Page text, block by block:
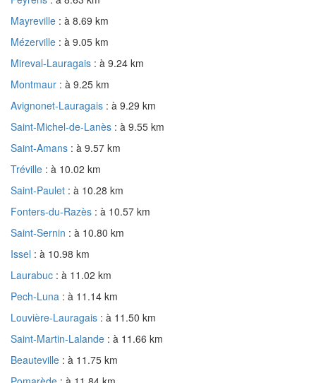
Mayreville : à 8.69 km
Mézerville : à 9.05 km
Mireval-Lauragais : à 9.24 km
Montmaur : à 9.25 km
Avignonet-Lauragais : à 9.29 km
Saint-Michel-de-Lanès : à 9.55 km
Saint-Amans : à 9.57 km
Tréville : à 10.02 km
Saint-Paulet : à 10.28 km
Fonters-du-Razès : à 10.57 km
Saint-Sernin : à 10.80 km
Issel : à 10.98 km
Laurabuc : à 11.02 km
Pech-Luna : à 11.14 km
Louvière-Lauragais : à 11.50 km
Saint-Martin-Lalande : à 11.66 km
Beauteville : à 11.75 km